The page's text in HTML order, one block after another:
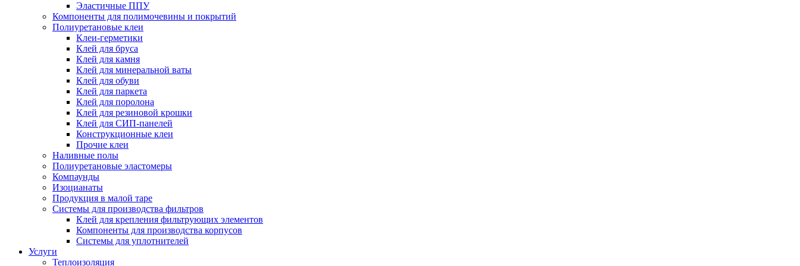
Эластичные ППУ
Компоненты для полимочевины и покрытий
Полиуретановые клеи
Клеи-герметики
Клей для бруса
Клей для камня
Клей для минеральной ваты
Клей для обуви
Клей для паркета
Клей для поролона
Клей для резиновой крошки
Клей для СИП-панелей
Конструкционные клеи
Прочие клеи
Наливные полы
Полиуретановые эластомеры
Компаунды
Изоцианаты
Продукция в малой таре
Системы для производства фильтров
Клей для крепления фильтрующих элементов
Компоненты для производства корпусов
Системы для уплотнителей
Услуги
Теплоизоляция